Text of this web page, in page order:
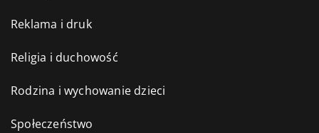
Reklama i druk
Religia i duchowość
Rodzina i wychowanie dzieci
Społeczeństwo